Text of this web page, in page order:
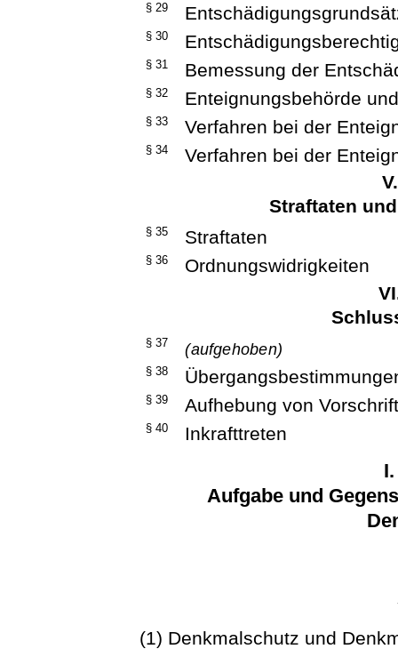
§ 29
§ 30
§ 31 Bemessung der
§ 32 Enteignungsbehörde
§ 33 Verfahren bei der
§ 34
Verfahren bei der
Straftaten
§ 35 Straftaten
§ 36
Ordnungswidrigkeiten
§ 37 (aufgehoben)
§ 38
§ 39 Aufhebung von
§ 40 Inkrafttreten
Aufgabe und
(1) Denkmalschutz und